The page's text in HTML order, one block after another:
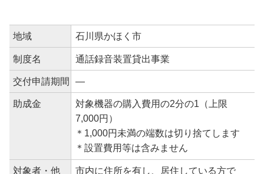
地域 石川県かほく市
制度名 通話録音装置貸出事業
交付申請期間 ―
助成金
対象機器の購入費用の2分の1（上限
7,000円）
＊1,000円未満の端数は切り捨てします
＊設置費用等は含みません
対象者・他
市内に住所を有し、居住している方で